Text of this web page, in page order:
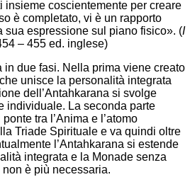
insieme coscientemente per creare
è completato, vi è un rapporto
sua espressione sul piano fisico». (I
– 455 ed. inglese)
in due fasi. Nella prima viene creato
unisce la personalità integrata
dell’Antahkarana si svolge
individuale. La seconda parte
tra l’Anima e l’atomo
Triade Spirituale e va quindi oltre
l’Antahkarana si estende
integrata e la Monade senza
è più necessaria.